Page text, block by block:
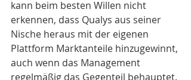
kann beim besten Willen nicht
erkennen, dass Qualys aus seiner
Nische heraus mit der eigenen
Plattform Marktanteile hinzugewinnt,
auch wenn das Management
regelmäßig das Gegenteil behauptet.